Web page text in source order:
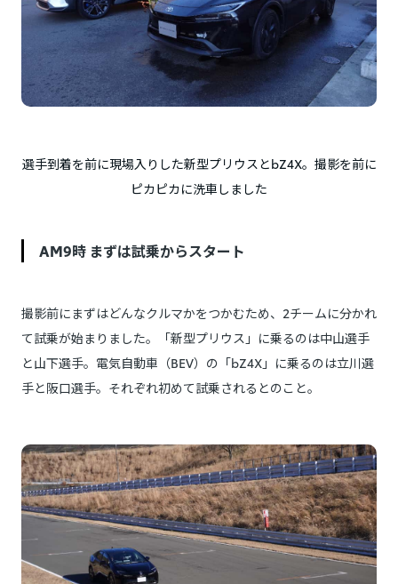
選手到着を前に現場入りした新型プリウスとbZ4X。撮影を前に
ピカピカに洗車しました
AM9時 まずは試乗からスタート
撮影前にまずはどんなクルマかをつかむため、2チームに分かれ
て試乗が始まりました。「新型プリウス」に乗るのは中山選手
と山下選手。電気自動車（BEV）の「bZ4X」に乗るのは立川選
手と阪口選手。それぞれ初めて試乗されるとのこと。